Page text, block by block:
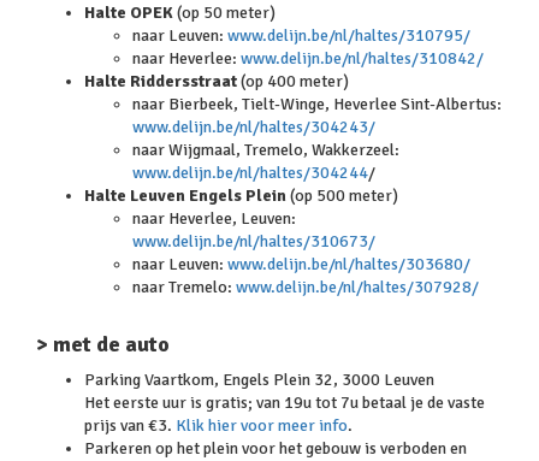
Halte OPEK(op 50 meter)
naar Leuven: www.delijn.be/nl/haltes/310795/
naar Heverlee: www.delijn.be/nl/haltes/310842/
Halte Riddersstraat(op 400 meter)
naar Bierbeek, Tielt-Winge, Heverlee Sint-Albertus:
www.delijn.be/nl/haltes/304243/
naar Wijgmaal, Tremelo, Wakkerzeel:
www.delijn.be/nl/haltes/304244/
Halte Leuven Engels Plein(op 500 meter)
naar Heverlee, Leuven:
www.delijn.be/nl/haltes/310673/
naar Leuven: www.delijn.be/nl/haltes/303680/
naar Tremelo: www.delijn.be/nl/haltes/307928/
> met de auto
Parking Vaartkom, Engels Plein 32, 3000 Leuven
Het eerste uur is gratis; van 19u tot 7u betaal je de vaste
prijs van €3. Klik hier voor meer info.
Parkeren op het plein voor het gebouw is verboden en